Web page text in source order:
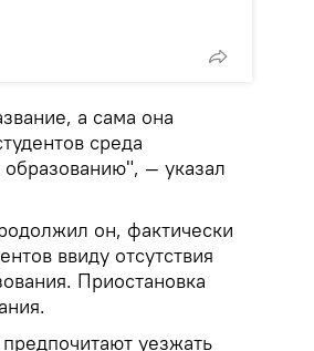
а сама она
среда
образованию", — указал
он, фактически
ввиду отсутствия
Приостановка
уезжать